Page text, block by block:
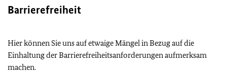
Barrierefreiheit
Hier können Sie uns auf etwaige Mängel in Bezug auf die
Einhaltung der Barrierefreiheitsanforderungen aufmerksam
machen.